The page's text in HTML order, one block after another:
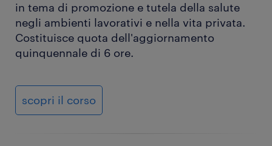
in tema di promozione e tutela della salute
negli ambienti lavorativi e nella vita privata.
Costituisce quota dell'aggiornamento
quinquennale di 6 ore.
scopri il corso